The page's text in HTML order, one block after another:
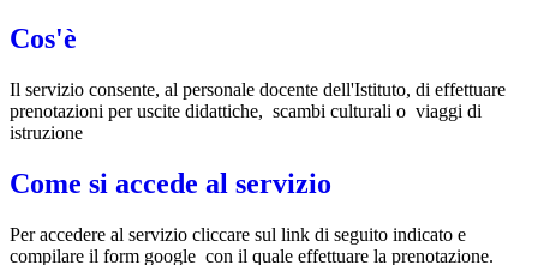
Cos'è
Il servizio consente, al personale docente dell'Istituto, di effettuare
prenotazioni per uscite didattiche, scambi culturali o viaggi di
istruzione
Come si accede al servizio
Per accedere al servizio cliccare sul link di seguito indicato e
compilare il form google con il quale effettuare la prenotazione.